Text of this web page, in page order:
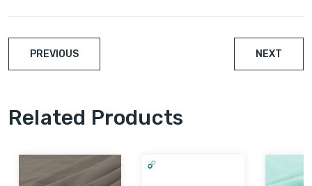
PREVIOUS NEXT
Related Products